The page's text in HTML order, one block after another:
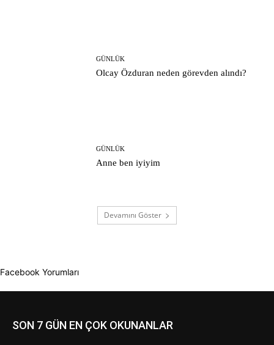
GÜNLÜK
Olcay Özduran neden görevden alındı?
GÜNLÜK
Anne ben iyiyim
Devamını Göster
Facebook Yorumları
SON 7 GÜN EN ÇOK OKUNANLAR